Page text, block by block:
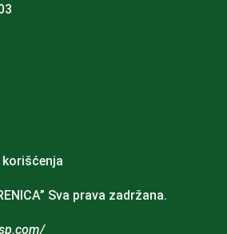
” Sva prava zadržana.